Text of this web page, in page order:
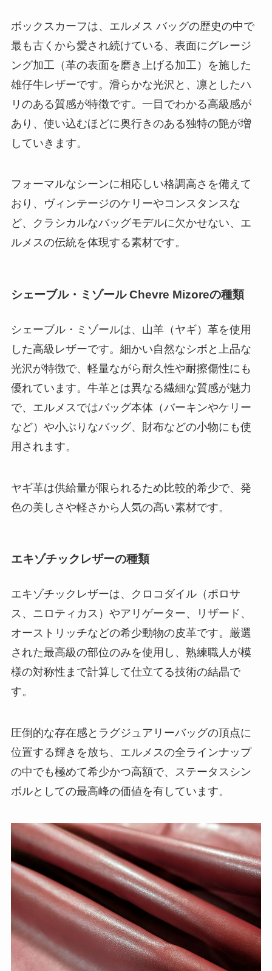
ボックスカーフは、エルメス バッグの歴史の中で
最も古くから愛され続けている、表面にグレージ
ング加工（革の表面を磨き上げる加工）を施した
雄仔牛レザーです。滑らかな光沢と、凛としたハ
リのある質感が特徴です。一目でわかる高級感が
あり、使い込むほどに奥行きのある独特の艶が増
していきます。
フォーマルなシーンに相応しい格調高さを備えて
おり、ヴィンテージのケリーやコンスタンスな
ど、クラシカルなバッグモデルに欠かせない、エ
ルメスの伝統を体現する素材です。
シェーブル・ミゾール Chevre Mizoreの種類
シェーブル・ミゾールは、山羊（ヤギ）革を使用
した高級レザーです。細かい自然なシボと上品な
光沢が特徴で、軽量ながら耐久性や耐擦傷性にも
優れています。牛革とは異なる繊細な質感が魅力
で、エルメスではバッグ本体（バーキンやケリー
など）や小ぶりなバッグ、財布などの小物にも使
用されます。
ヤギ革は供給量が限られるため比較的希少で、発
色の美しさや軽さから人気の高い素材です。
エキゾチックレザーの種類
エキゾチックレザーは、クロコダイル（ポロサ
ス、ニロティカス）やアリゲーター、リザード、
オーストリッチなどの希少動物の皮革です。厳選
された最高級の部位のみを使用し、熟練職人が模
様の対称性まで計算して仕立てる技術の結晶で
す。
圧倒的な存在感とラグジュアリーバッグの頂点に
位置する輝きを放ち、エルメスの全ラインナップ
の中でも極めて希少かつ高額で、ステータスシン
ボルとしての最高峰の価値を有しています。